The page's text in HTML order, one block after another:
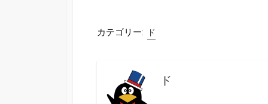
カテゴリー: ド
ド